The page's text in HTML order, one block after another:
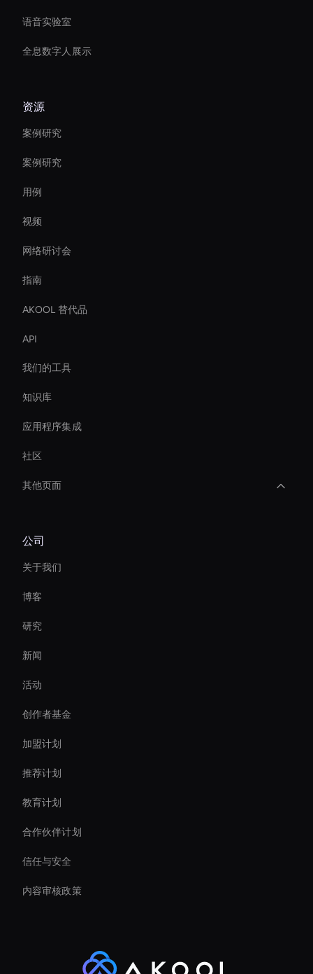
语音实验室
全息数字人展示
资源
案例研究
案例研究
用例
视频
网络研讨会
指南
AKOOL 替代品
API
我们的工具
知识库
应用程序集成
社区
其他页面
Live Streaming Avatar
AI 企业视频编辑器
AI 视频转录工具
Ai Avatar For Video Calls
AI 视频降噪工具
Live Cam Ai Avatar
Ai Avatar In Retail
公司
关于我们
博客
研究
新闻
活动
创作者基金
加盟计划
推荐计划
教育计划
合作伙伴计划
信任与安全
内容审核政策